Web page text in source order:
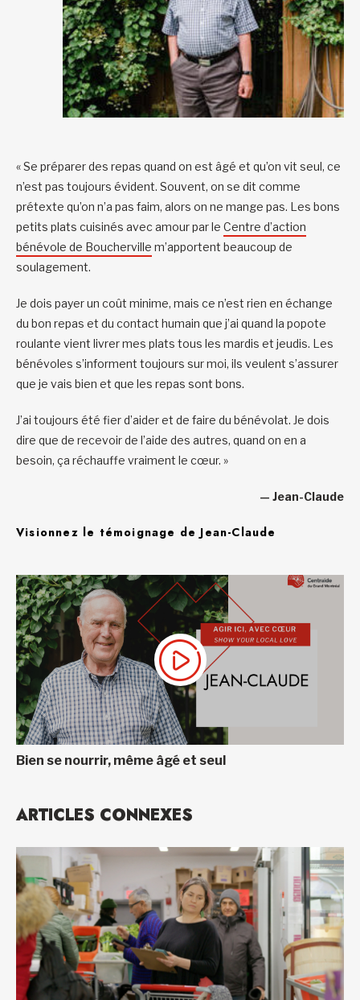
« Se préparer des repas quand on est âgé et qu’on vit seul, ce
n’est pas toujours évident. Souvent, on se dit comme
prétexte qu’on n’a pas faim, alors on ne mange pas. Les bons
petits plats cuisinés avec amour par le Centre d’action
bénévole de Boucherville m’apportent beaucoup de
soulagement.
Je dois payer un coût minime, mais ce n’est rien en échange
du bon repas et du contact humain que j’ai quand la popote
roulante vient livrer mes plats tous les mardis et jeudis. Les
bénévoles s’informent toujours sur moi, ils veulent s’assurer
que je vais bien et que les repas sont bons.
J’ai toujours été fier d’aider et de faire du bénévolat. Je dois
dire que de recevoir de l’aide des autres, quand on en a
besoin, ça réchauffe vraiment le cœur. »
— Jean-Claude
Visionnez le témoignage de Jean-Claude
Bien se nourrir, même âgé et seul
ARTICLES CONNEXES